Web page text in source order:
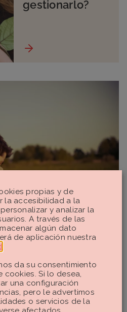
gestionarlo?
los niveles de
que indica un problema de
es acudir a un médico para
adecuado, determinar el
considera necesario, pautar un
propias y de
la accesibilidad a la
y analizar la
A través de las
algún dato
de aplicación nuestra
da su consentimiento
Si lo desea,
una configuración
pero le advertimos
o servicios de la